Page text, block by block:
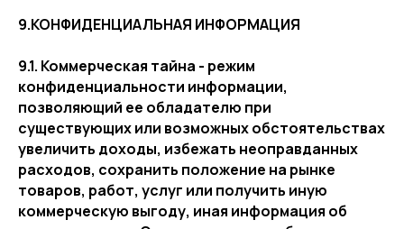
9.КОНФИДЕНЦИАЛЬНАЯ ИНФОРМАЦИЯ
9.1. Коммерческая тайна - режим
конфиденциальности информации,
позволяющий ее обладателю при
существующих или возможных обстоятельствах
увеличить доходы, избежать неоправданных
расходов, сохранить положение на рынке
товаров, работ, услуг или получить иную
коммерческую выгоду, иная информация об